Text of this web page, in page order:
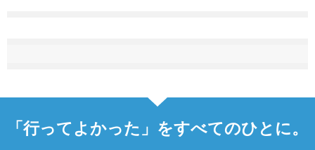
「行ってよかった」をすべてのひとに。